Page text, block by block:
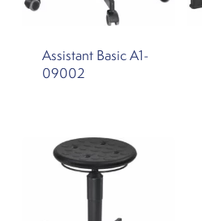
Assistant Basic A1-
09002